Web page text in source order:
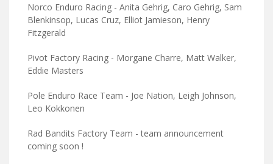
Norco Enduro Racing - Anita Gehrig, Caro Gehrig, Sam
Blenkinsop, Lucas Cruz, Elliot Jamieson, Henry
Fitzgerald
Pivot Factory Racing - Morgane Charre, Matt Walker,
Eddie Masters
Pole Enduro Race Team - Joe Nation, Leigh Johnson,
Leo Kokkonen
Rad Bandits Factory Team - team announcement
coming soon !